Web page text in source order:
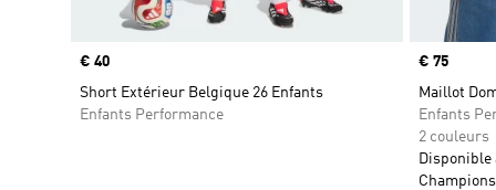
Prix
€ 40
Short Extérieur Belgique 26 Enfants
Enfants Performance
Prix
€ 75
Maillot
Enfants
2 couleurs
Disponible